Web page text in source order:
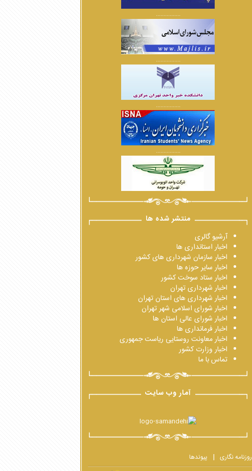
................
................
................
................
منتشر شده ها
آرشیو گالری
اخبار استانداری ها
اخبار سازمان شهرداری های کشور
اخبار سایر حوزه ها
اخبار ستاد سوخت کشور
اخبار شهرداری تهران
اخبار شهرداری های استان تهران
اخبار شورای اسلامی شهر تهران
اخبار شورای عالی استان ها
اخبار فرمانداری ها
اخبار معاونت روستایی ریاست جمهوری
اخبار وزارت کشور
تماس با ما
آمار وب سایت
روزنامه نگاری پیوندها